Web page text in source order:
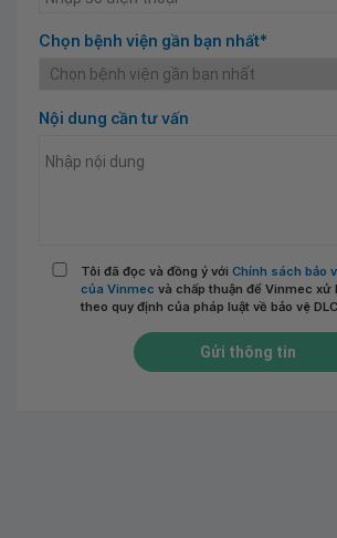
Chọn bệnh viện gần bạn nhất*
Nội dung cần tư vấn
Tôi đã đọc và đồng ý với Chính sách bảo
của Vinmec và chấp thuận để Vinmec xử
theo quy định của pháp luật về bảo vệ
Gửi thông tin